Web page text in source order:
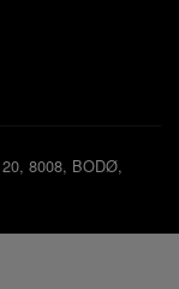
8008, BODØ,